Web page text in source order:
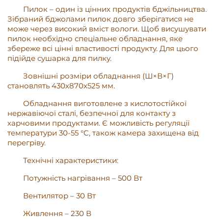
Пилок – один із цінних продуктів бджільництва.
Зібраний бджолами пилок довго зберігатися не
може через високий вміст вологи. Щоб висушувати
пилок необхідно спеціальне обладнання, яке
збереже всі цінні властивості продукту. Для цього
підійде сушарка для пилку.
Зовнішні розміри обладнання (Ш×В×Г)
становлять 430x870x525 мм.
Обладнання виготовлене з кислотостійкої
нержавіючої сталі, безпечної для контакту з
харчовими продуктами. Є можливість регуляції
температури 30-55 °C, також камера захищена від
перегріву.
Технічні характеристики:
Потужність нагрівання – 500 Вт
Вентилятор – 30 Вт
Живлення – 230 В